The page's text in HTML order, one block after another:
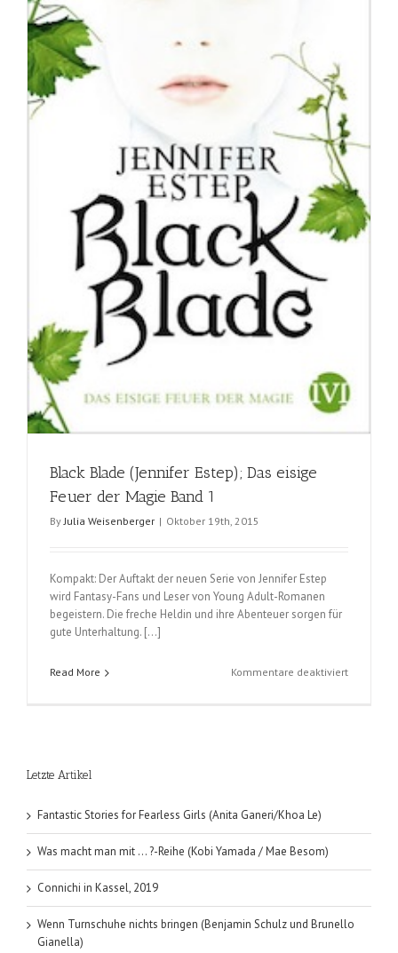
Black Blade (Jennifer Estep); Das eisige
Feuer der Magie Band 1
By Julia Weisenberger | Oktober 19th, 2015
Kompakt: Der Auftakt der neuen Serie von Jennifer Estep
wird Fantasy-Fans und Leser von Young Adult-Romanen
begeistern. Die freche Heldin und ihre Abenteuer sorgen für
gute Unterhaltung. […]
Read More Kommentare deaktiviertfür
Magie
Letzte Artikel
Fantastic Stories for Fearless Girls (Anita Ganeri/Khoa Le)
Was macht man mit … ?-Reihe (Kobi Yamada / Mae Besom)
Connichi in Kassel, 2019
Wenn Turnschuhe nichts bringen (Benjamin Schulz und Brunello
Gianella)